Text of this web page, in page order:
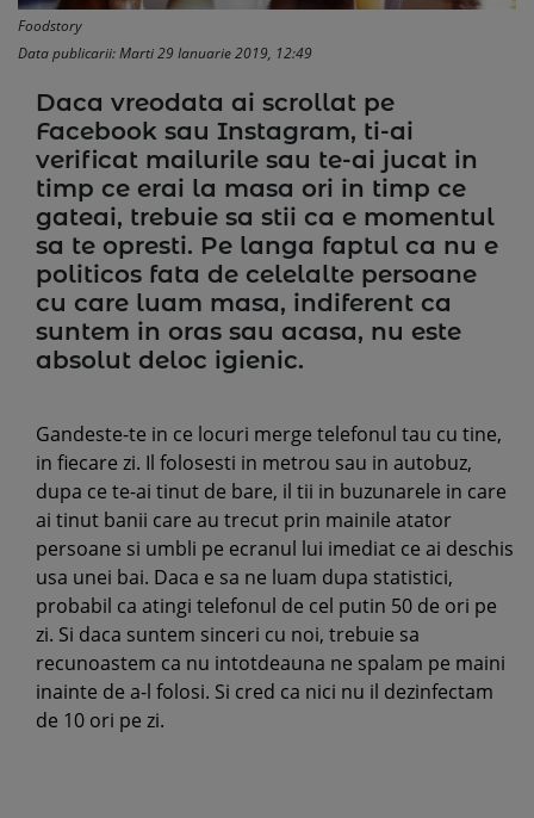
Foodstory
Data publicarii: Marti 29 Ianuarie 2019, 12:49
Daca vreodata ai scrollat pe
Facebook sau Instagram, ti-ai
verificat mailurile sau te-ai jucat in
timp ce erai la masa ori in timp ce
gateai, trebuie sa stii ca e momentul
sa te opresti. Pe langa faptul ca nu e
politicos fata de celelalte persoane
cu care luam masa, indiferent ca
suntem in oras sau acasa, nu este
absolut deloc igienic.
Gandeste-te in ce locuri merge telefonul tau cu tine,
in fiecare zi. Il folosesti in metrou sau in autobuz,
dupa ce te-ai tinut de bare, il tii in buzunarele in care
ai tinut banii care au trecut prin mainile atator
persoane si umbli pe ecranul lui imediat ce ai deschis
usa unei bai. Daca e sa ne luam dupa statistici,
probabil ca atingi telefonul de cel putin 50 de ori pe
zi. Si daca suntem sinceri cu noi, trebuie sa
recunoastem ca nu intotdeauna ne spalam pe maini
inainte de a-l folosi. Si cred ca nici nu il dezinfectam
de 10 ori pe zi.